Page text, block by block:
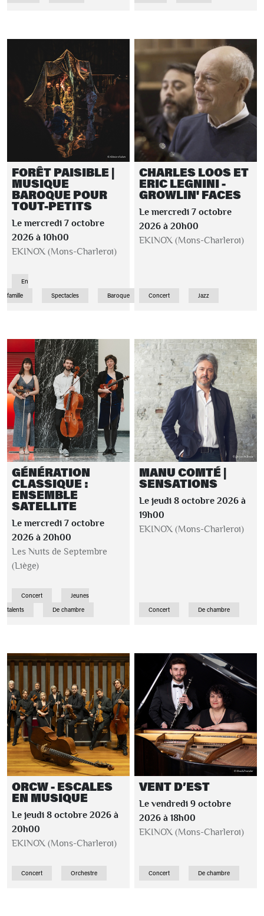
FORÊT PAISIBLE |
MUSIQUE
BAROQUE POUR
TOUT-PETITS
Le mercredi 7 octobre
2026 à 10h00
EKINOX (Mons-Charleroi)
En
famille
Spectacles Baroque
CHARLES LOOS ET
ERIC LEGNINI -
GROWLIN' FACES
Le mercredi 7 octobre
2026 à 20h00
EKINOX (Mons-Charleroi)
Concert Jazz
GÉNÉRATION
CLASSIQUE :
ENSEMBLE
SATELLITE
Le mercredi 7 octobre
2026 à 20h00
Les Nuits de Septembre
(Liège)
Concert
Jeunes
talents
De chambre
MANU COMTÉ |
SENSATIONS
Le jeudi 8 octobre 2026 à
19h00
EKINOX (Mons-Charleroi)
Concert De chambre
ORCW - ESCALES
EN MUSIQUE
Le jeudi 8 octobre 2026 à
20h00
EKINOX (Mons-Charleroi)
Concert Orchestre
VENT D’EST
Le vendredi 9 octobre
2026 à 18h00
EKINOX (Mons-Charleroi)
Concert De chambre